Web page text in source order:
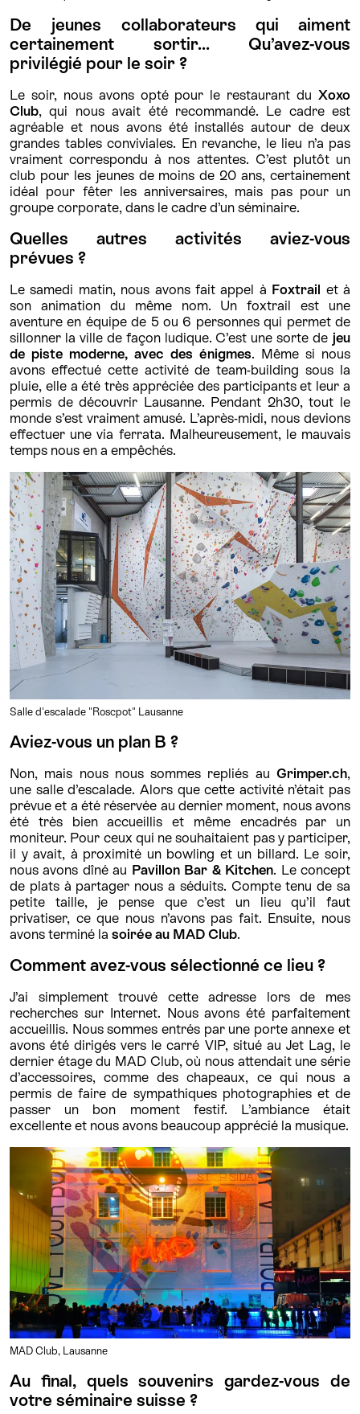
De jeunes collaborateurs qui aiment
certainement sortir… Qu’avez-vous
privilégié pour le soir ?
Le soir, nous avons opté pour le restaurant du Xoxo
Club, qui nous avait été recommandé. Le cadre est
agréable et nous avons été installés autour de deux
grandes tables conviviales. En revanche, le lieu n’a pas
vraiment correspondu à nos attentes. C’est plutôt un
club pour les jeunes de moins de 20 ans, certainement
idéal pour fêter les anniversaires, mais pas pour un
groupe corporate, dans le cadre d’un séminaire.
Quelles autres activités aviez-vous
prévues ?
Le samedi matin, nous avons fait appel à Foxtrail et à
son animation du même nom. Un foxtrail est une
aventure en équipe de 5 ou 6 personnes qui permet de
sillonner la ville de façon ludique. C’est une sorte de jeu
de piste moderne, avec des énigmes. Même si nous
avons effectué cette activité de team-building sous la
pluie, elle a été très appréciée des participants et leur a
permis de découvrir Lausanne. Pendant 2h30, tout le
monde s’est vraiment amusé. L’après-midi, nous devions
effectuer une via ferrata. Malheureusement, le mauvais
temps nous en a empêchés.
Salle d'escalade "Roscpot" Lausanne
Aviez-vous un plan B ?
Non, mais nous nous sommes repliés au Grimper.ch,
une salle d’escalade. Alors que cette activité n’était pas
prévue et a été réservée au dernier moment, nous avons
été très bien accueillis et même encadrés par un
moniteur. Pour ceux qui ne souhaitaient pas y participer,
il y avait, à proximité un bowling et un billard. Le soir,
nous avons dîné au Pavillon Bar & Kitchen. Le concept
de plats à partager nous a séduits. Compte tenu de sa
petite taille, je pense que c’est un lieu qu’il faut
privatiser, ce que nous n’avons pas fait. Ensuite, nous
avons terminé la soirée au MAD Club.
Comment avez-vous sélectionné ce lieu ?
J’ai simplement trouvé cette adresse lors de mes
recherches sur Internet. Nous avons été parfaitement
accueillis. Nous sommes entrés par une porte annexe et
avons été dirigés vers le carré VIP, situé au Jet Lag, le
dernier étage du MAD Club, où nous attendait une série
d’accessoires, comme des chapeaux, ce qui nous a
permis de faire de sympathiques photographies et de
passer un bon moment festif. L’ambiance était
excellente et nous avons beaucoup apprécié la musique.
MAD Club, Lausanne
Au final, quels souvenirs gardez-vous de
votre séminaire suisse ?